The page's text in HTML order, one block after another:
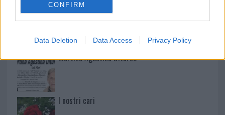
CONFIRM
Data Deletion Data Access Privacy Policy
Paolo Pinna
Martina Agostina Diturco
I nostri cari